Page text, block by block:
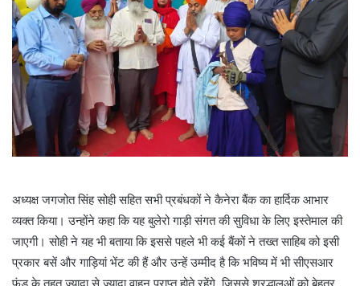
अध्यक्ष जगजोत सिंह सोही सहित सभी प्रबंधकों ने कैनेरा बैंक का हार्दिक आभार
व्यक्त किया। उन्होंने कहा कि यह बुलेरो गाड़ी संगत की सुविधा के लिए इस्तेमाल की
जाएगी। सोही ने यह भी बताया कि इससे पहले भी कई बैंकों ने तख्त साहिब को इसी
प्रकार बसें और गाड़ियां भेंट की हैं और उन्हें उम्मीद है कि भविष्य में भी सीएसआर
फंड के तहत ज़्यादा से ज़्यादा वाहन प्राप्त होते रहेंगे, जिससे श्रद्धालुओं को बेहतर